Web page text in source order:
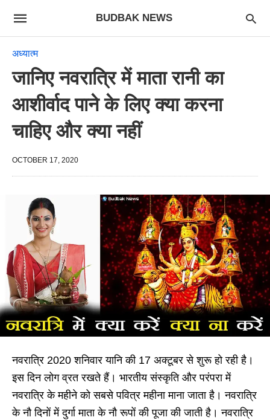
BUDBAK NEWS
अध्यात्म
जानिए नवरात्रि में माता रानी का
आशीर्वाद पाने के लिए क्या करना
चाहिए और क्या नहीं
OCTOBER 17, 2020
नवरात्रि 2020 शनिवार यानि की 17 अक्टूबर से शुरू हो रही है।
इस दिन लोग व्रत रखते हैं। भारतीय संस्कृति और परंपरा में
नवरात्रि के महीने को सबसे पवित्र महीना माना जाता है। नवरात्रि
के नौ दिनों में दुर्गा माता के नौ रूपों की पूजा की जाती है। नवरात्रि